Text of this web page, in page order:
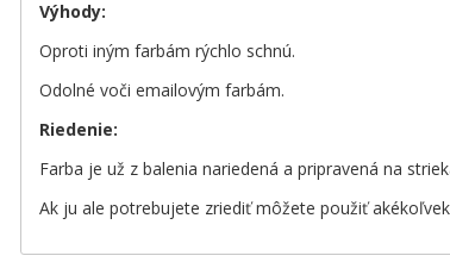
Výhody:
Oproti iným farbám rýchlo schnú.
Odolné voči emailovým farbám.
Riedenie:
Farba je už z balenia nariedená a pripravená na
Ak ju ale potrebujete zriediť môžete použiť